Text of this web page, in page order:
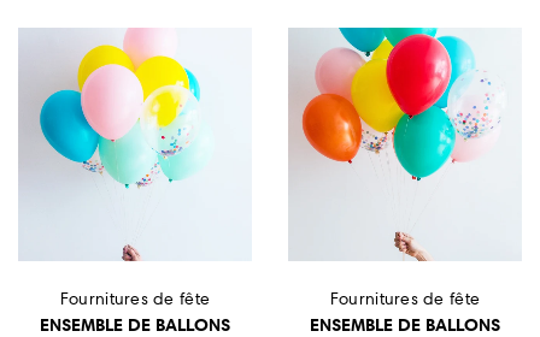
Fournitures de fête
ENSEMBLE DE BALLONS
Fournitures de fête
ENSEMBLE DE BALLONS